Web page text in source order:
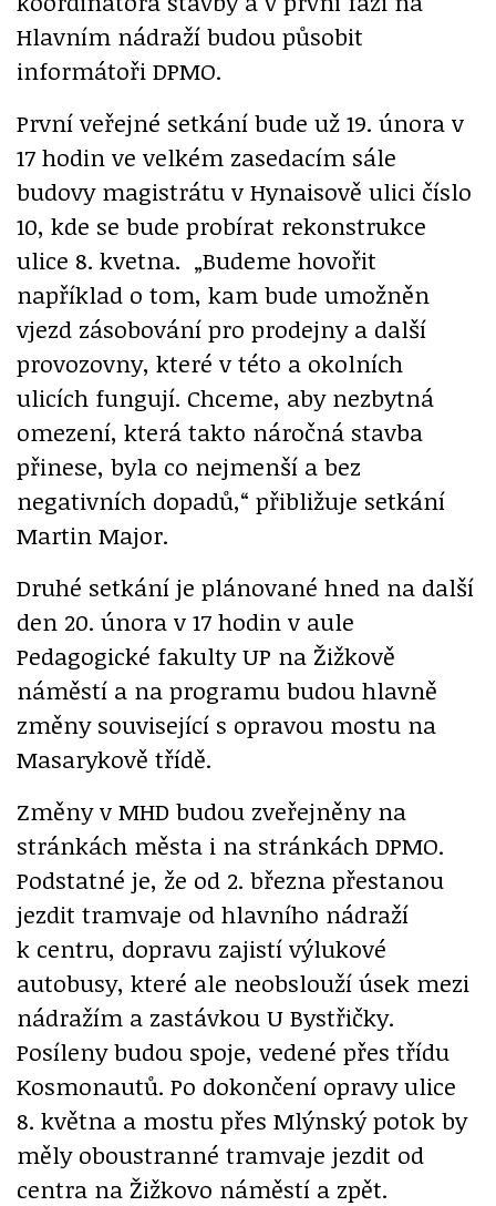
Hlavním nádraží budou působit
informátoři DPMO.
První veřejné setkání bude už 19. února v
17 hodin ve velkém zasedacím sále
budovy magistrátu v Hynaisově ulici číslo
10, kde se bude probírat rekonstrukce
ulice 8. kvetna. „Budeme hovořit
například o tom, kam bude umožněn
vjezd zásobování pro prodejny a další
provozovny, které v této a okolních
ulicích fungují. Chceme, aby nezbytná
omezení, která takto náročná stavba
přinese, byla co nejmenší a bez
negativních dopadů,“ přibližuje setkání
Martin Major.
Druhé setkání je plánované hned na další
den 20. února v 17 hodin v aule
Pedagogické fakulty UP na Žižkově
náměstí a na programu budou hlavně
změny související s opravou mostu na
Masarykově třídě.
Změny v MHD budou zveřejněny na
stránkách města i na stránkách DPMO.
Podstatné je, že od 2. března přestanou
jezdit tramvaje od hlavního nádraží
k centru, dopravu zajistí výlukové
autobusy, které ale neobslouží úsek mezi
nádražím a zastávkou U Bystřičky.
Posíleny budou spoje, vedené přes třídu
Kosmonautů. Po dokončení opravy ulice
8. května a mostu přes Mlýnský potok by
měly oboustranné tramvaje jezdit od
centra na Žižkovo náměstí a zpět.